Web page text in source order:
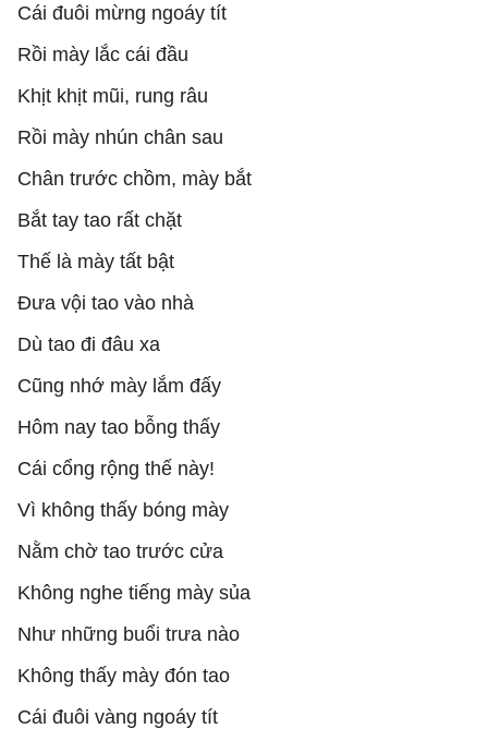
Cái đuôi mừng ngoáy tít
Rồi mày lắc cái đầu
Khịt khịt mũi, rung râu
Rồi mày nhún chân sau
Chân trước chồm, mày bắt
Bắt tay tao rất chặt
Thế là mày tất bật
Đưa vội tao vào nhà
Dù tao đi đâu xa
Cũng nhớ mày lắm đấy
Hôm nay tao bỗng thấy
Cái cổng rộng thế này!
Vì không thấy bóng mày
Nằm chờ tao trước cửa
Không nghe tiếng mày sủa
Như những buổi trưa nào
Không thấy mày đón tao
Cái đuôi vàng ngoáy tít